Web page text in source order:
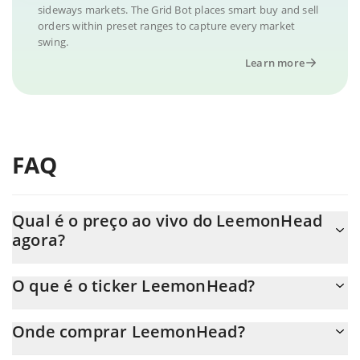
sideways markets. The Grid Bot places smart buy and sell
orders within preset ranges to capture every market
swing.
Learn more
FAQ
Qual é o preço ao vivo do LeemonHead
agora?
O que é o ticker LeemonHead?
Onde comprar LeemonHead?